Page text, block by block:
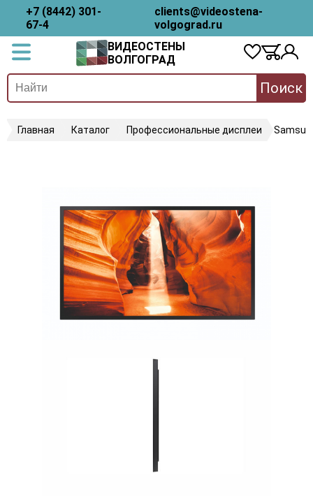
+7 (8442) 301-
67-4
clients@videostena-
volgograd.ru
ВИДЕОСТЕНЫ
ВОЛГОГРАД
Поиск
Главная Каталог Профессиональные дисплеи